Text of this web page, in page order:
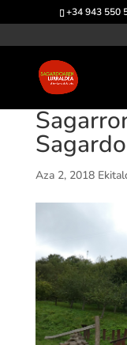
+34 943 550
Aza 2, 2018